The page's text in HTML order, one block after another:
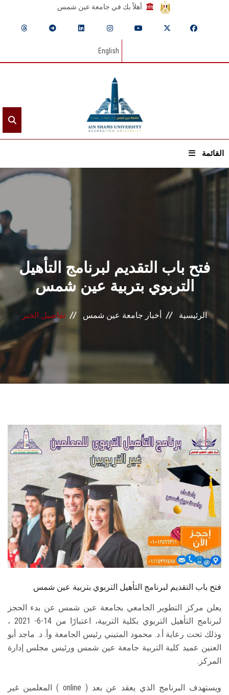
أهلاً بك في جامعة عين شمس
English
القائمة
الرئيسيـة
عن الجامعة
القطاعـات
الشئون الأكاديمية
البحث العلمي
الرعاية الصحية
المراكز والوحدات
الأنظمة الذكية
تواصل معنا
الطلاب
هيئة التدريس
الدراسات العليا
الخريجين
الزائـرون
سجل الان
فتح باب التقديم لبرنامج التأهيل
التربوي بتربية عين شمس
الرئيسية أخبار جامعة عين شمس تفاصيل الخبر
فتح باب التقديم لبرنامج التأهيل التربوي بتربية عين شمس
يعلن مركز التطوير الجامعي بجامعة عين شمس عن بدء الحجز
لبرنامج التأهيل التربوي بكلية التربية، اعتبارًا من 14-6- 2021 ،
وذلك تحت رعاية أ.د. محمود المتيني رئيس الجامعة وأ. د. ماجد أبو
العنين عميد كلية التربية جامعة عين شمس ورئيس مجلس إدارة
المركز.
ويستهدف البرنامج الذي يعقد عن بعد ( online ) المعلمين غير